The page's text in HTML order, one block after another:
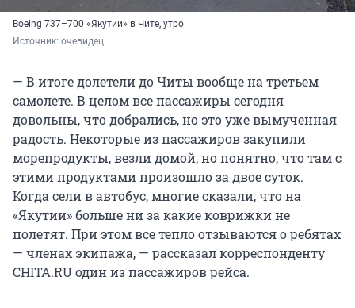
Boeing 737–700 «Якутии» в Чите, утро
Источник: очевидец
— В итоге долетели до Читы вообще на третьем
самолете. В целом все пассажиры сегодня
довольны, что добрались, но это уже вымученная
радость. Некоторые из пассажиров закупили
морепродукты, везли домой, но понятно, что там с
этими продуктами произошло за двое суток.
Когда сели в автобус, многие сказали, что на
«Якутии» больше ни за какие коврижки не
полетят. При этом все тепло отзываются о ребятах
— членах экипажа, — рассказал корреспонденту
CHITA.RU один из пассажиров рейса.